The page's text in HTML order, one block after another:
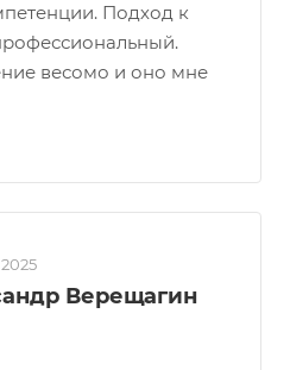
Подход к
весомо и оно мне
Верещагин